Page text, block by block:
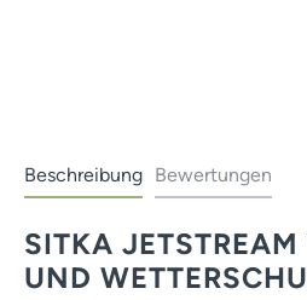
Beschreibung Bewertungen
SITKA
UND